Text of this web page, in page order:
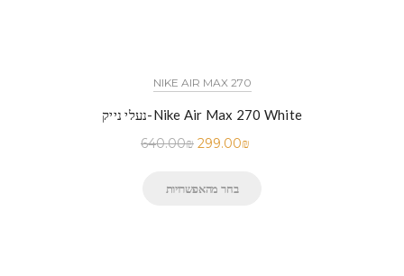
NIKE AIR MAX 270
נעלי נייק-Nike Air Max 270 White
640.00₪ 299.00₪
בחר מהאפשרויות